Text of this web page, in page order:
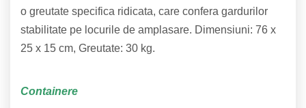
o greutate specifica ridicata, care confera gardurilor
stabilitate pe locurile de amplasare. Dimensiuni: 76 x
25 x 15 cm, Greutate: 30 kg.
Containere